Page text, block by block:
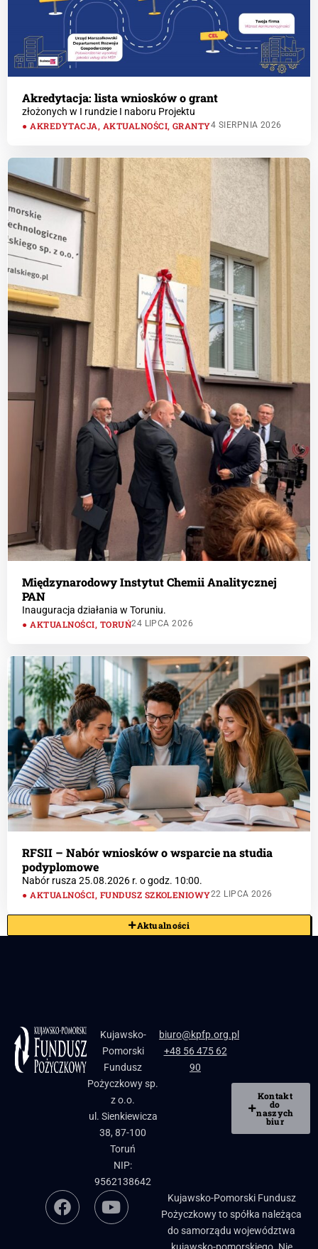
Akredytacja: lista wniosków o grant
złożonych w I rundzie I naboru Projektu
AKREDYTACJA, AKTUALNOŚCI, GRANTY4 SIERPNIA 2026
Międzynarodowy Instytut Chemii Analitycznej
PAN
Inauguracja działania w Toruniu.
AKTUALNOŚCI, TORUŃ24 LIPCA 2026
RFSII – Nabór wniosków o wsparcie na studia
podyplomowe
Nabór rusza 25.08.2026 r. o godz. 10:00.
AKTUALNOŚCI, FUNDUSZ SZKOLENIOWY22 LIPCA 2026
Aktualności
Kujawsko-
Pomorski
Fundusz
Pożyczkowy sp.
z o.o.
ul. Sienkiewicza
38, 87-100
Toruń
NIP:
9562138642
biuro@kpfp.org.pl
+48 56 475 62
90
Kontakt
do
naszych
biur
Kujawsko-Pomorski Fundusz
Pożyczkowy to spółka należąca
do samorządu województwa